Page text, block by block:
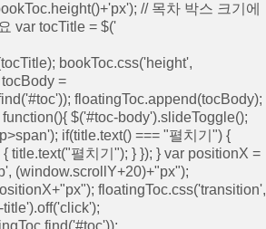
// 목차 박스 크기에
var tocTitle = $('
bookToc.css('height',
=
floatingToc.append(tocBody);
$('#toc-body').slideToggle();
if(title.text() === "펼치기") {
title.text("펼치기"); } }); } var positionX =
(window.scrollY+20)+"px");
floatingToc.css('transition',